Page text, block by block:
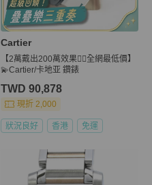
Cartier
【2萬戴出200萬效果👍🏻全網最低價】
💫Cartier/卡地亚 鑽錶
TWD 90,878
現折 2,000
狀況良好 香港 免運